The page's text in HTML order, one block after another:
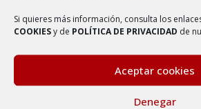
Si quieres más información, consulta los
COOKIESy de POLÍTICA DE PRIVACIDAD de
Aceptar cookies
Denegar
Quedada solidaria recorriendo el
de AMBEL